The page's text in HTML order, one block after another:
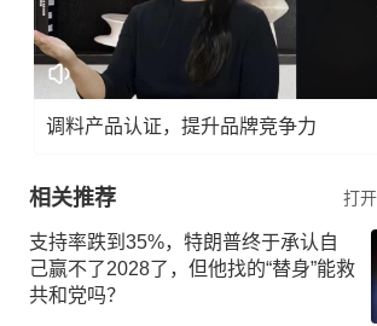
调料产品认证，提升品牌竞争力
相关推荐 打
支持率跌到35%，特朗普终于承认自
己赢不了2028了，但他找的“替身”能救
共和党吗？